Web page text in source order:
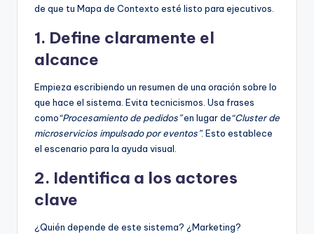
de que tu Mapa de Contexto esté listo para ejecutivos.
1. Define claramente el
alcance
Empieza escribiendo un resumen de una oración sobre lo
que hace el sistema. Evita tecnicismos. Usa frases
como“Procesamiento de pedidos”en lugar de“Cluster de
microservicios impulsado por eventos”. Esto establece
el escenario para la ayuda visual.
2. Identifica a los actores
clave
¿Quién depende de este sistema? ¿Marketing?